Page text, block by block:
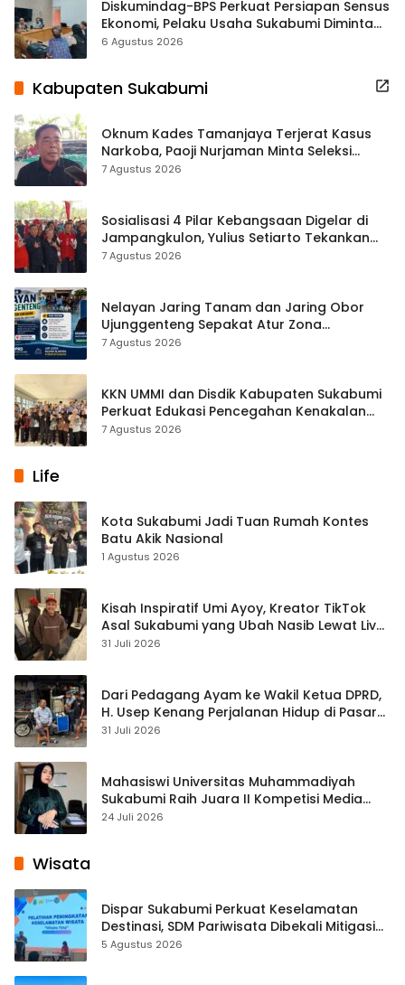
Diskumindag-BPS Perkuat Persiapan Sensus
Ekonomi, Pelaku Usaha Sukabumi Diminta
Terbuka Beri Data
6 Agustus 2026
Kabupaten Sukabumi
Oknum Kades Tamanjaya Terjerat Kasus
Narkoba, Paoji Nurjaman Minta Seleksi
Calon Kades Diperketat
7 Agustus 2026
Sosialisasi 4 Pilar Kebangsaan Digelar di
Jampangkulon, Yulius Setiarto Tekankan
Pentingnya Persatuan
7 Agustus 2026
Nelayan Jaring Tanam dan Jaring Obor
Ujunggenteng Sepakat Atur Zona
Penangkapan
7 Agustus 2026
KKN UMMI dan Disdik Kabupaten Sukabumi
Perkuat Edukasi Pencegahan Kenakalan
Remaja di SMPN 2 Tegalbuleud
7 Agustus 2026
Life
Kota Sukabumi Jadi Tuan Rumah Kontes
Batu Akik Nasional
1 Agustus 2026
Kisah Inspiratif Umi Ayoy, Kreator TikTok
Asal Sukabumi yang Ubah Nasib Lewat Live
Streaming
31 Juli 2026
Dari Pedagang Ayam ke Wakil Ketua DPRD,
H. Usep Kenang Perjalanan Hidup di Pasar
Cisaat
31 Juli 2026
Mahasiswi Universitas Muhammadiyah
Sukabumi Raih Juara II Kompetisi Media
Pembelajaran Digital Tingkat Internasional
24 Juli 2026
Wisata
Dispar Sukabumi Perkuat Keselamatan
Destinasi, SDM Pariwisata Dibekali Mitigasi
hingga Teknik Evakuasi
5 Agustus 2026